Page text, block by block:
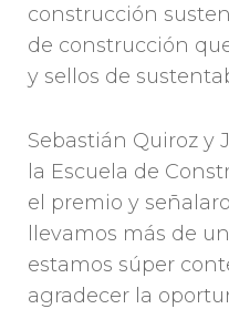
construcción
de construcción
y sellos de
Sebastián Quiroz y
la Escuela de
el premio y
llevamos más de
estamos súper
agradecer la